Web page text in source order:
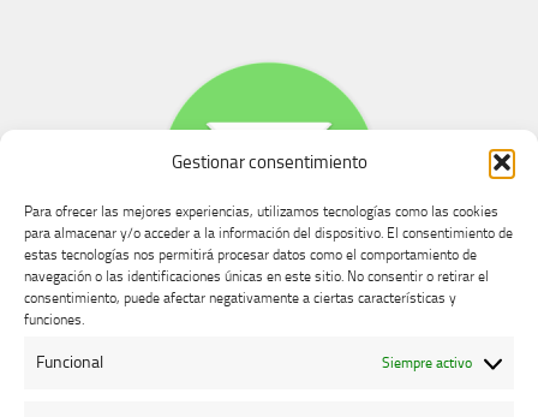
Gestionar consentimiento
Para ofrecer las mejores experiencias, utilizamos tecnologías como las cookies
para almacenar y/o acceder a la información del dispositivo. El consentimiento de
estas tecnologías nos permitirá procesar datos como el comportamiento de
navegación o las identificaciones únicas en este sitio. No consentir o retirar el
consentimiento, puede afectar negativamente a ciertas características y
funciones.
Funcional Siempre activo
Buzón de dudas, quejas y sugerencias